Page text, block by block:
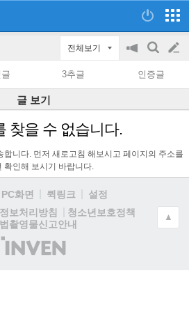
전체보기
공
on/off
검
색
글
쓰
기
3추글 인증글
글 보기
찾을 수 없습니다.
합니다. 먼저 새로고침 해보시고 페이지의 주소를
확인해 보시기 바랍니다.
PC화면 퀵링크
설정
보처리방침
청소년보호정책
촬영물신고안내
(주)
인
▲